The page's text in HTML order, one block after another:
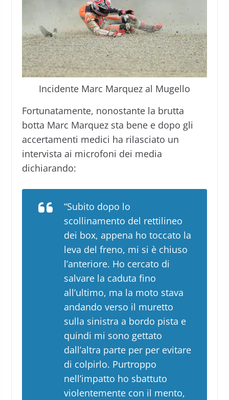
Incidente Marc Marquez al Mugello
Fortunatamente, nonostante la brutta
botta Marc Marquez sta bene e dopo gli
accertamenti medici ha rilasciato un
intervista ai microfoni dei media
dichiarando:
“Subito dopo lo
scollinamento del rettilineo
dei box, appena ho toccato la
leva del freno, mi si è chiuso
l’anteriore. Ho cercato di
salvare la caduta fino
all’ultimo, ma la moto stava
andando verso il muretto
sulla sinistra a bordo pista e
quindi mi sono gettato
dall’altra parte per per evitare
di colpirlo. Purtroppo
nell’impatto ho sbattuto
violentemente con il mento,